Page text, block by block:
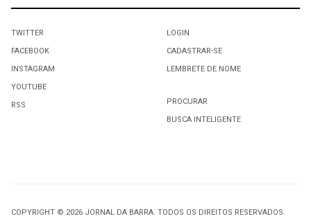
TWITTER
FACEBOOK
INSTAGRAM
YOUTUBE
RSS
LOGIN
CADASTRAR-SE
LEMBRETE DE NOME
PROCURAR
BUSCA INTELIGENTE
COPYRIGHT © 2026 JORNAL DA BARRA. TODOS OS DIREITOS RESERVADOS.